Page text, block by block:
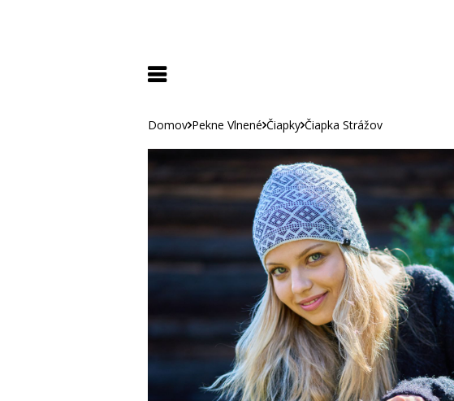
Domov Pekne Vlnené Čiapky Čiapka Strážov